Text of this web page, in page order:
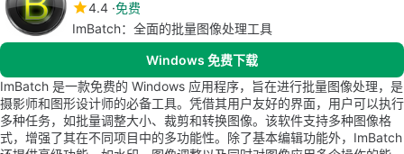
4.4 免费
ImBatch：全面的批量图像处理工具
Windows 免费下载
ImBatch 是一款免费的 Windows 应用程序，旨在进行批量图像处理，是
摄影师和图形设计师的必备工具。凭借其用户友好的界面，用户可以执行
多种任务，如批量调整大小、裁剪和转换图像。该软件支持多种图像格
式，增强了其在不同项目中的多功能性。除了基本编辑功能外，ImBatch